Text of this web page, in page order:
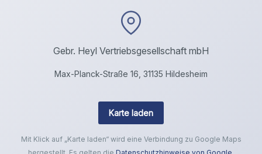
Gebr. Heyl Vertriebsgesellschaft mbH
Max-Planck-Straße 16, 31135 Hildesheim
Karte laden
Mit Klick auf „Karte laden“ wird eine Verbindung zu Google Maps